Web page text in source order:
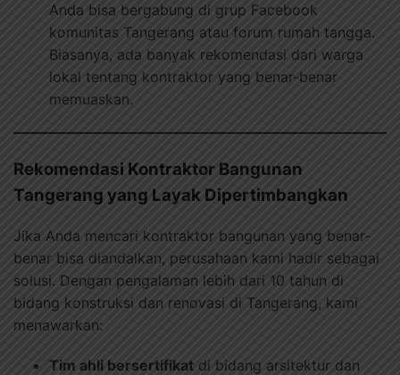
Anda bisa bergabung di grup Facebook
komunitas Tangerang atau forum rumah tangga.
Biasanya, ada banyak rekomendasi dari warga
lokal tentang kontraktor yang benar-benar
memuaskan.
Rekomendasi Kontraktor Bangunan
Tangerang yang Layak Dipertimbangkan
Jika Anda mencari kontraktor bangunan yang benar-
benar bisa diandalkan, perusahaan kami hadir sebagai
solusi. Dengan pengalaman lebih dari 10 tahun di
bidang konstruksi dan renovasi di Tangerang, kami
menawarkan:
Tim ahli bersertifikat di bidang arsitektur dan